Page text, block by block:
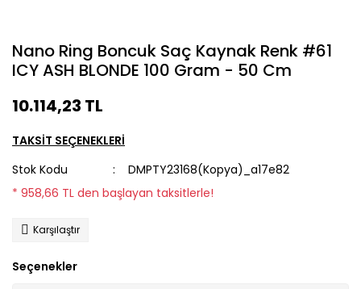
Nano Ring Boncuk Saç Kaynak Renk #61
ICY ASH BLONDE 100 Gram - 50 Cm
10.114,23 TL
TAKSİT SEÇENEKLERİ
Stok Kodu
DMPTY23168(Kopya)_a17e82
* 958,66 TL den başlayan taksitlerle!
Karşılaştır
Seçenekler